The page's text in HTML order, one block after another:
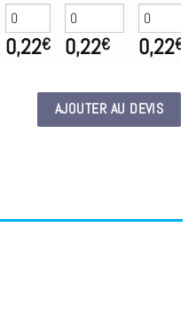
0,22€ 0,22€ 0,22€
AJOUTER AU DEVIS